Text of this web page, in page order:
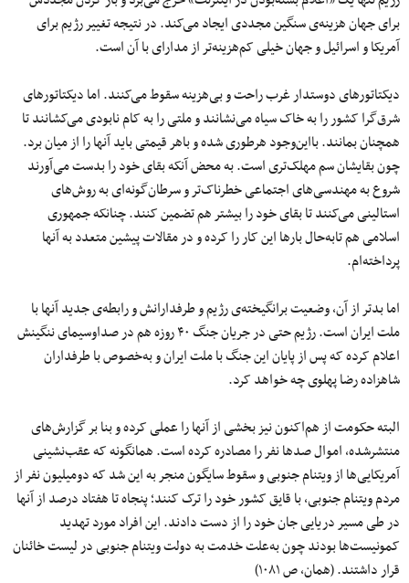
برای جهان هزینه‌ی سنگین مجددی ایجاد می‌کند. در نتیجه تغییر رژیم برای
آمریکا و اسرائیل و جهان خیلی کم‌هزینه‌تر از مدارای با آن است.
دیکتاتورهای دوستدار غرب راحت و بی‌هزینه سقوط می‌کنند. اما دیکتاتورهای
شرق‌گرا کشور را به خاک سیاه می‌نشانند و ملتی را به کام نابودی می‌کشانند تا
همچنان بمانند. بااین‌وجود هرطوری شده و باهر قیمتی باید آنها را از میان برد.
چون بقایشان سم مهلک‌تری است. به محض آنکه بقای خود را بدست می‌آورند
شروع به مهندسی‌های اجتماعی خطرناک‌تر و سرطان‌گونه‌ای به روش‌های
استالینی می‌کنند تا بقای خود را بیشتر هم تضمین کنند. چنانکه جمهوری
اسلامی هم تابه‌حال بارها این کار را کرده و در مقالات پیشین متعدد به آنها
پرداخته‌ام.
اما بدتر از آن، وضعیت برانگیخته‌ی رژیم و طرفدارانش و رابطه‌ی جدید آنها با
ملت ایران است. رژیم حتی در جریان جنگ ۴۰ روزه هم در صداوسیمای ننگینش
اعلام کرده که پس از پایان این جنگ با ملت ایران و به‌خصوص با طرفداران
شاهزاده رضا پهلوی چه خواهد کرد.
البته حکومت از هم‌اکنون نیز بخشی از آنها را عملی کرده و بنا بر گزارش‌های
منتشرشده، اموال صدها نفر را مصادره کرده است. همانگونه که عقب‌نشینی
آمریکایی‌ها از ویتنام جنوبی و سقوط سایگون منجر به این شد که دومیلیون نفر از
مردم ویتنام جنوبی، با قایق کشور خود را ترک کنند؛ پنجاه تا هفتاد درصد از آنها
در طی مسیر دریایی جان خود را از دست دادند. این افراد مورد تهدید
کمونیست‌ها بودند چون به‌علت خدمت به دولت ویتنام جنوبی در لیست خائنان
قرار داشتند. (همان، ص ۱۰۸۱)